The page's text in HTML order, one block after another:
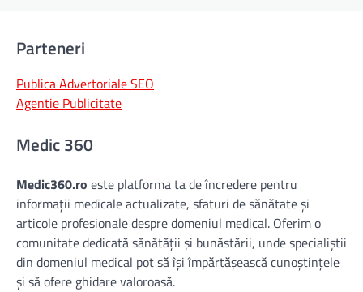
Parteneri
Publica Advertoriale SEO
Agentie Publicitate
Medic 360
Medic360.ro este platforma ta de încredere pentru
informații medicale actualizate, sfaturi de sănătate și
articole profesionale despre domeniul medical. Oferim o
comunitate dedicată sănătății și bunăstării, unde specialiștii
din domeniul medical pot să își împărtășească cunoștințele
și să ofere ghidare valoroasă.